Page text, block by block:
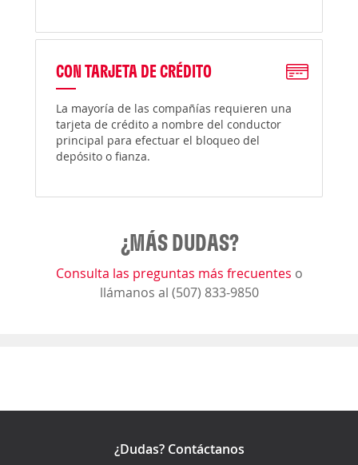
CON TARJETA DE CRÉDITO
La mayoría de las compañías requieren una
tarjeta de crédito a nombre del conductor
principal para efectuar el bloqueo del
depósito o fianza.
¿MÁS DUDAS?
Consulta las preguntas más frecuentes o
llámanos al (507) 833-9850
¿Dudas? Contáctanos